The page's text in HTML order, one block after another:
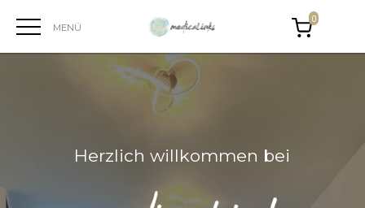
Herzlich willkommen bei
0